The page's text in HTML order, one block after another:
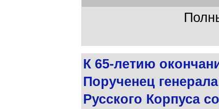
К 65-летию
Порученец
Русского Корпуса